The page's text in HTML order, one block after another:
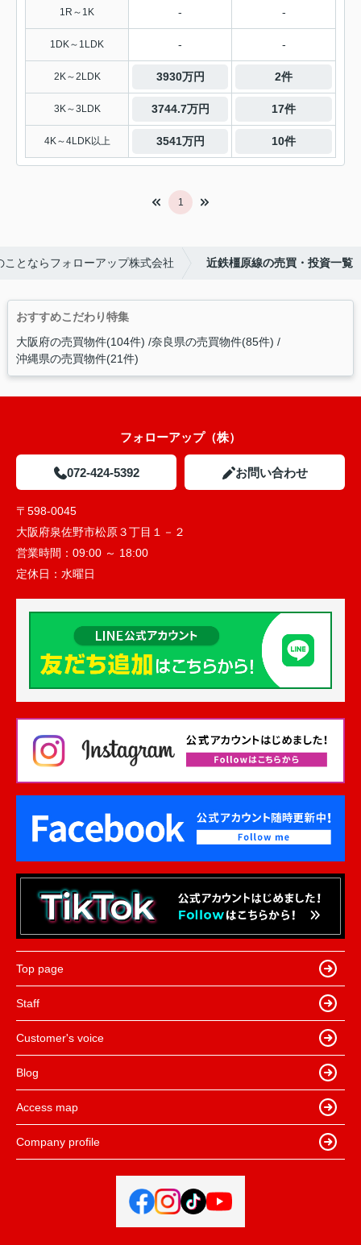
1R～1K - -
1DK～1LDK - -
2K～2LDK 3930万円 2件
3K～3LDK 3744.7万円 17件
4K～4LDK以上 3541万円 10件
1
ことならフォローアップ株式会社 近鉄橿原線の売買・投資一覧
おすすめこだわり特集
大阪府の売買物件(104件) 奈良県の売買物件(85件)
沖縄県の売買物件(21件)
フォローアップ（株）
072-424-5392 お問い合わせ
〒598-0045
大阪府泉佐野市松原３丁目１－２
営業時間： 09:00 ～ 18:00
定休日： 水曜日
Top page
Staff
Customer's voice
Blog
Access map
Company profile